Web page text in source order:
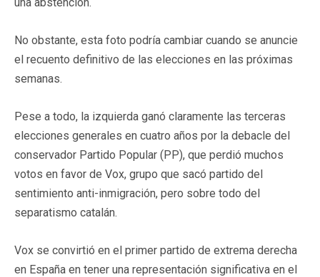
No obstante, esta foto podría cambiar cuando se anuncie
el recuento definitivo de las elecciones en las próximas
semanas.
Pese a todo, la izquierda ganó claramente las terceras
elecciones generales en cuatro años por la debacle del
conservador Partido Popular (PP), que perdió muchos
votos en favor de Vox, grupo que sacó partido del
sentimiento anti-inmigración, pero sobre todo del
separatismo catalán.
Vox se convirtió en el primer partido de extrema derecha
en España en tener una representación significativa en el